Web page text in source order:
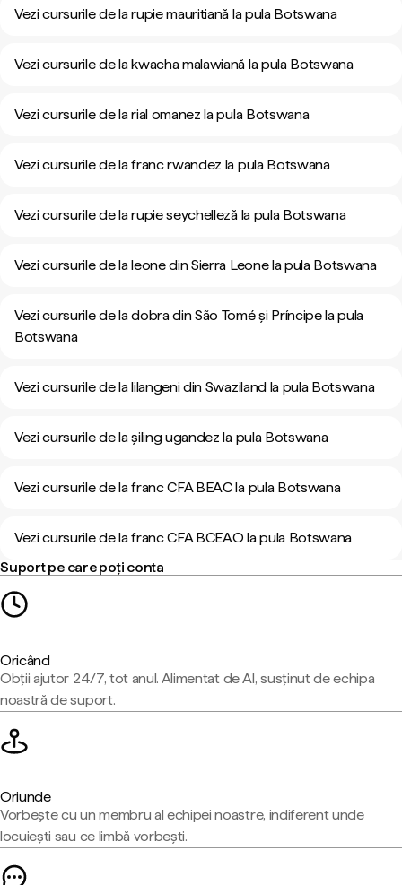
Vezi cursurile de la rupie mauritiană la pula Botswana
Vezi cursurile de la kwacha malawiană la pula Botswana
Vezi cursurile de la rial omanez la pula Botswana
Vezi cursurile de la franc rwandez la pula Botswana
Vezi cursurile de la rupie seychelleză la pula Botswana
Vezi cursurile de la leone din Sierra Leone la pula Botswana
Vezi cursurile de la dobra din São Tomé și Príncipe la pula
Botswana
Vezi cursurile de la lilangeni din Swaziland la pula Botswana
Vezi cursurile de la șiling ugandez la pula Botswana
Vezi cursurile de la franc CFA BEAC la pula Botswana
Vezi cursurile de la franc CFA BCEAO la pula Botswana
Suport pe care poți conta
Oricând
Obții ajutor 24/7, tot anul. Alimentat de AI, susținut de echipa
noastră de suport.
Oriunde
Vorbește cu un membru al echipei noastre, indiferent unde
locuiești sau ce limbă vorbești.